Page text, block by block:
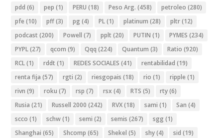
pdd (6) pep (1) PERU (18) Peso Arg. (458) petroleo (280)
pfe (10) pff(3) pg (4) PL(1) platinum (28) pltr(12)
podcast (200) Powell (7) pplt (20) PUTIN (1) PYMES (234)
PYPL(27) qcom (9) Qqq (224) Quantum (3) Ratio (920)
RCL(1) rddt (1) REDES SOCIALES (41) rentabilidad (19)
renta fija (57) rgti (2) riesgopais (18) rio (1) ripple (1)
rivn (9) roku (7) rsp (7) rsx (4) RTS (5) rty(6)
Rusia (21) Russell 2000 (242) RVX(18) sami (1) San (4)
scco (1) schw(1) semi (2) semis (267) sgg (1)
Shanghai (65) Shcomp (65) Shekel (5) shy(4) sid (19)